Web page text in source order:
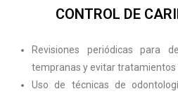
CONTROL DE
Revisiones periódicas para
tempranas y evitar tratamientos
Uso de técnicas de